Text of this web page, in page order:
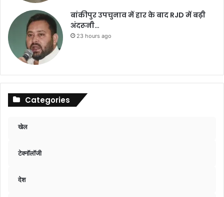
बांकीपुर उपचुनाव में हार के बाद RJD में बढ़ी
अंदरूनी…
23 hours ago
Categories
खेल
टेक्नॉलॉजी
देश